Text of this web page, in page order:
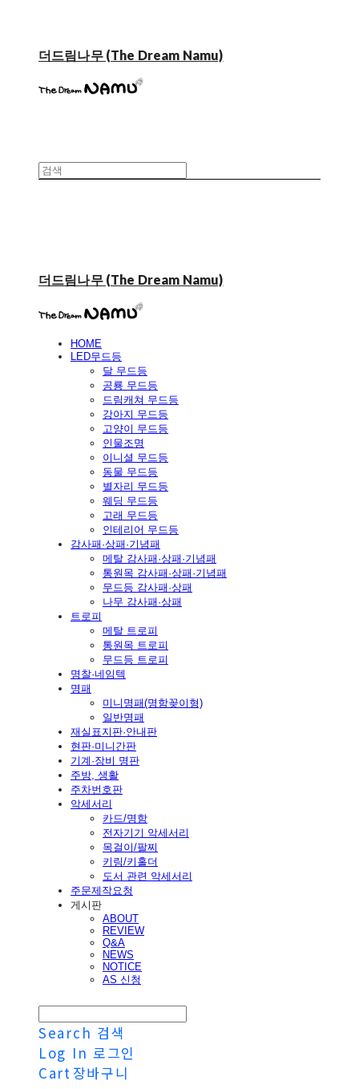
더드림나무 (The Dream Namu)
더드림나무 (The Dream Namu)
HOME
LED무드등
달 무드등
공룡 무드등
드림캐쳐 무드등
강아지 무드등
고양이 무드등
인물조명
이니셜 무드등
동물 무드등
별자리 무드등
웨딩 무드등
고래 무드등
인테리어 무드등
감사패·상패·기념패
메탈 감사패·상패·기념패
통원목 감사패·상패·기념패
무드등 감사패·상패
나무 감사패·상패
트로피
메탈 트로피
통원목 트로피
무드등 트로피
명찰·네임텍
명패
미니명패(명함꽂이형)
일반명패
재실표지판·안내판
현판·미니간판
기계·장비 명판
주방, 생활
주차번호판
악세서리
카드/명함
전자기기 악세서리
목걸이/팔찌
키링/키홀더
도서 관련 악세서리
주문제작요청
게시판
ABOUT
REVIEW
Q&A
NEWS
NOTICE
AS 신청
Search 검색
Log In 로그인
Cart 장바구니